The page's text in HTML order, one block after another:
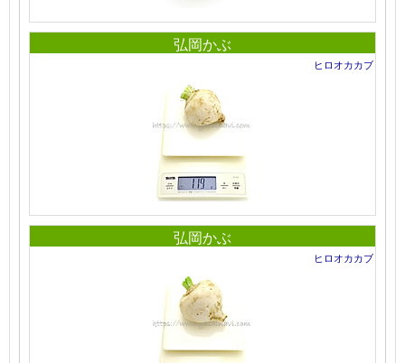
弘岡かぶ
ヒロオカカブ
弘岡かぶ
ヒロオカカブ